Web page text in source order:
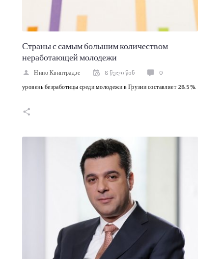
Страны с самым большим количеством
неработающей молодежи
Нино Квинтрадзе 8 წელი წინ 0
уровень безработицы среди молодежи в Грузии составляет 28.5%.